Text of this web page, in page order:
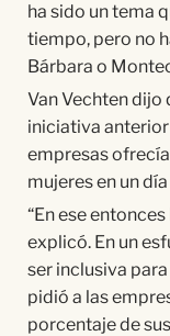
ha sido un tema
tiempo, pero no
Bárbara o
Van Vechten dijo
iniciativa
empresas
mujeres en un
“En ese
explicó. En un
ser inclusiva
pidió a las
porcentaje de